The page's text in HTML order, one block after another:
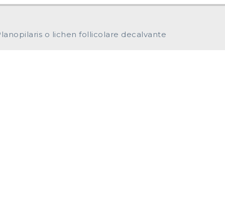
o lichen follicolare decalvante